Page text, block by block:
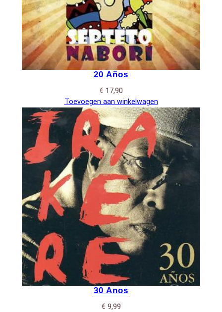
20 Años
€ 17,90
Toevoegen aan winkelwagen
30 Anos
€ 9,99